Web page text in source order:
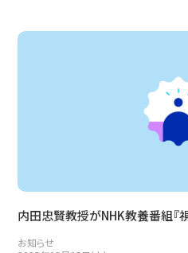
内田忠賢教授がNHK教養番組『
お知らせ